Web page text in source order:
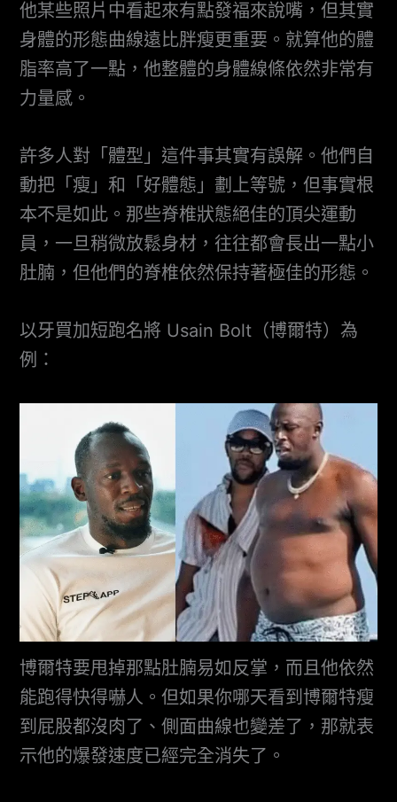
他某些照片中看起來有點發福來說嘴，但其實
身體的形態曲線遠比胖瘦更重要。就算他的體
脂率高了一點，他整體的身體線條依然非常有
力量感。
許多人對「體型」這件事其實有誤解。他們自
動把「瘦」和「好體態」劃上等號，但事實根
本不是如此。那些脊椎狀態絕佳的頂尖運動
員，一旦稍微放鬆身材，往往都會長出一點小
肚腩，但他們的脊椎依然保持著極佳的形態。
以牙買加短跑名將 Usain Bolt（博爾特）為
例：
博爾特要甩掉那點肚腩易如反掌，而且他依然
能跑得快得嚇人。但如果你哪天看到博爾特瘦
到屁股都沒肉了、側面曲線也變差了，那就表
示他的爆發速度已經完全消失了。